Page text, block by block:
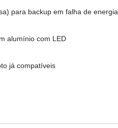
para backup em falha de energia
alumínio com LED
já compatíveis